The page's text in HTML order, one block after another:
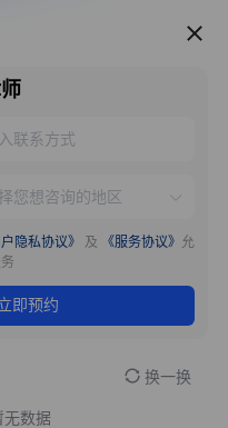
服务推荐
户隐私协议》 及 《服务协议》 允
即预约
换一换
无数据